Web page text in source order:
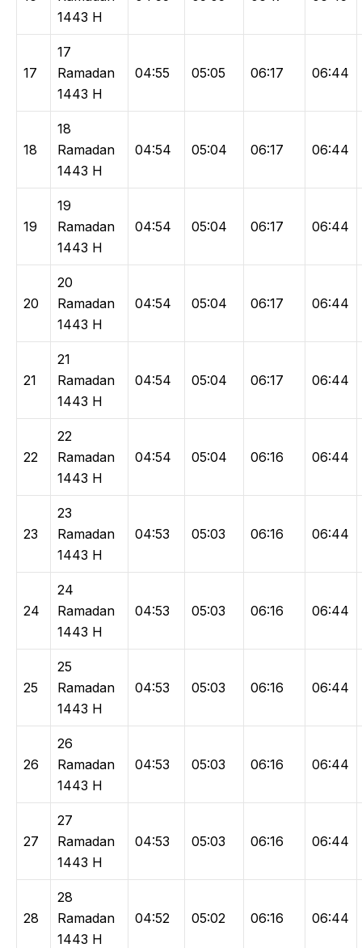
1443 H
17
17
Ramadan
1443 H
04:55 05:05 06:17 06:44
18
18
Ramadan
1443 H
04:54 05:04 06:17 06:44
19
19
Ramadan
1443 H
04:54 05:04 06:17 06:44
20
20
Ramadan
1443 H
04:54 05:04 06:17 06:44
21
21
Ramadan
1443 H
04:54 05:04 06:17 06:44
22
22
Ramadan
1443 H
04:54 05:04 06:16 06:44
23
23
Ramadan
1443 H
04:53 05:03 06:16 06:44
24
24
Ramadan
1443 H
04:53 05:03 06:16 06:44
25
25
Ramadan
1443 H
04:53 05:03 06:16 06:44
26
26
Ramadan
1443 H
04:53 05:03 06:16 06:44
27
27
Ramadan
1443 H
04:53 05:03 06:16 06:44
28
28
Ramadan
1443 H
04:52 05:02 06:16 06:44